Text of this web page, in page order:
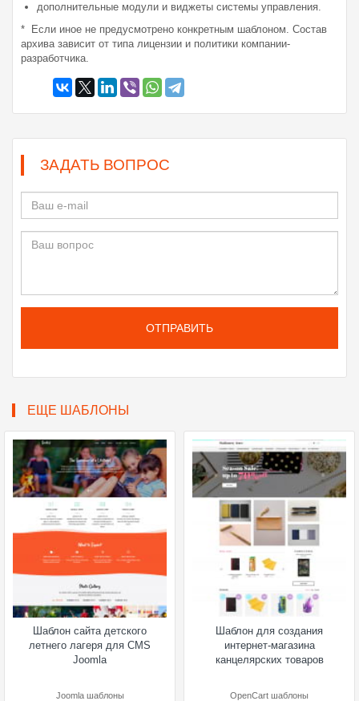
дополнительные модули и виджеты системы управления.
* Если иное не предусмотрено конкретным шаблоном. Состав
архива зависит от типа лицензии и политики компании-
разработчика.
ЗАДАТЬ ВОПРОС
ОТПРАВИТЬ
ЕЩЕ ШАБЛОНЫ
Шаблон сайта детского
летнего лагеря для CMS
Joomla
Joomla шаблоны
Шаблон для создания
интернет-магазина
канцелярских товаров
OpenCart шаблоны